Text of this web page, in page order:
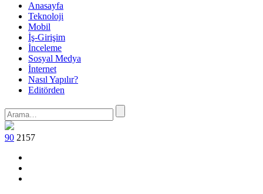
Anasayfa
Teknoloji
Mobil
İş-Girişim
İnceleme
Sosyal Medya
İnternet
Nasıl Yapılır?
Editörden
90 2157